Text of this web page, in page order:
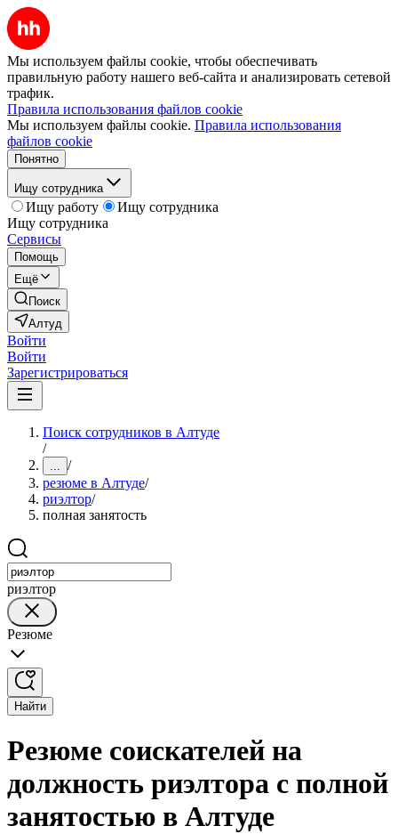
Мы используем файлы cookie, чтобы обеспечивать
правильную работу нашего веб-сайта и анализировать сетевой
трафик.
Правила использования файлов cookie
Мы используем файлы cookie. Правила использования
файлов cookie
Понятно
Ищу сотрудника
Ищу работу
Ищу сотрудника
Ищу сотрудника
Сервисы
Помощь
Ещё
Поиск
Алтуд
Войти
Войти
Зарегистрироваться
Поиск сотрудников в Алтуде
/
... /
резюме в Алтуде/
риэлтор/
полная занятость
риэлтор
Резюме
Найти
Резюме соискателей на
должность риэлтора с полной
занятостью в Алтуде